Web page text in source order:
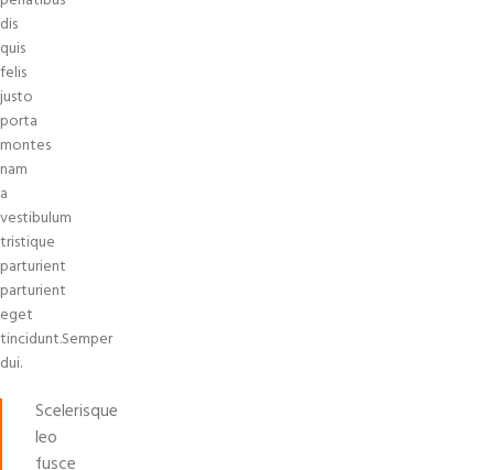
dis
quis
felis
justo
porta
montes
nam
a
vestibulum
tristique
parturient
parturient
eget
tincidunt.Semper
dui.
Scelerisque
leo
fusce